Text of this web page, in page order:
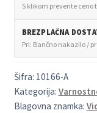
S klikom preverite ceno
BREZPLAČNA
Pri: Bančno nakazilo /
Šifra: 10166-A
Kategorija:
Blagovna znamka: